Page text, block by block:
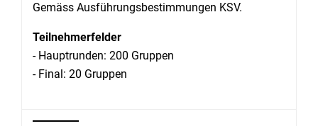
Gemäss Ausführungsbestimmungen KSV.
Teilnehmerfelder
- Hauptrunden: 200 Gruppen
- Final: 20 Gruppen